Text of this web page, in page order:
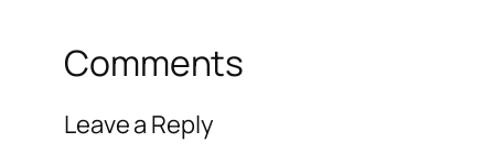
Comments
Leave a Reply